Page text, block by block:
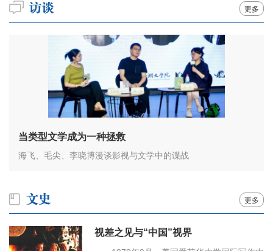
更多
当类型文学成为一种拯救
海飞、毛尖、李晓博漫谈影视与文学中的谍战
更多
视差之见与“中国”视界